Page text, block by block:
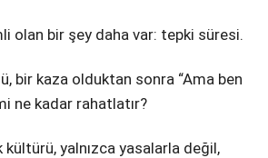
olan bir şey daha var: tepki süresi.
bir kaza olduktan sonra “Ama ben
ne kadar rahatlatır?
yalnızca yasalarla değil,